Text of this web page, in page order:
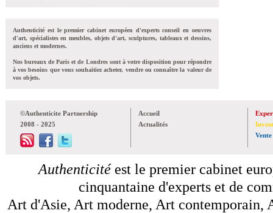
Authenticité est le premier cabinet européen d'experts conseil en oeuvres
d'art, spécialistes en meubles, objets d'art, sculptures, tableaux et dessins,
anciens et modernes.
Nos bureaux de Paris et de Londres sont à votre disposition pour répondre
à vos besoins que vous souhaitiez acheter, vendre ou connaître la valeur de
vos objets.
©Authenticite Partnership
2008 - 2025
Accueil
Actualités
Vente
Authenticitéest le premier cabinet
cinquantaine d'experts et de
Art d'Asie, Art moderne, Art contemporain,